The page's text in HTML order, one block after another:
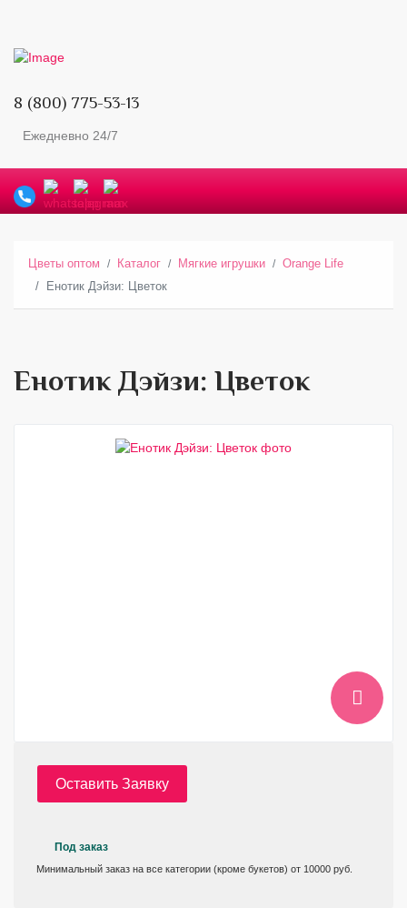
8 (800) 775-53-13
Ежедневно 24/7
Цветы оптом Каталог Мягкие игрушки
Orange Life
Енотик Дэйзи: Цветок
Енотик Дэйзи: Цветок
Оставить Заявку
Под заказ
Минимальный заказ на все категории (кроме букетов) от 10000 руб.